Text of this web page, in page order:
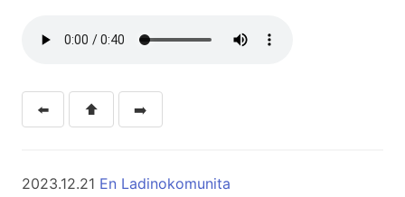
⬅️ ⬆️ ➡️
2023.12.21 En Ladinokomunita